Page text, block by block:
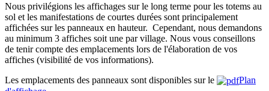
Nous privilégions les affichages sur le long terme pour les totems au
sol et les manifestations de courtes durées sont principalement
affichées sur les panneaux en hauteur. Cependant, nous demandons
au minimum 3 affiches soit une par village. Nous vous conseillons
de tenir compte des emplacements lors de l'élaboration de vos
affiches (visibilité de vos informations).
Les emplacements des panneaux sont disponibles sur le
Plan